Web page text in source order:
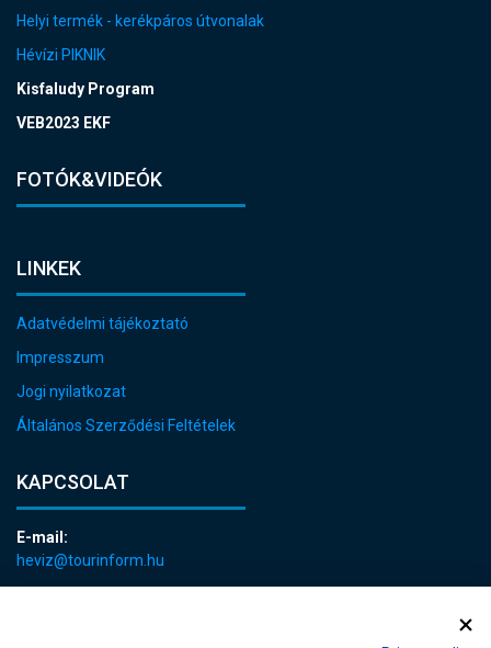
Helyi termék - kerékpáros útvonalak
Hévízi PIKNIK
Kisfaludy Program
VEB2023 EKF
FOTÓK&VIDEÓK
LINKEK
Adatvédelmi tájékoztató
Impresszum
Jogi nyilatkozat
Általános Szerződési Feltételek
KAPCSOLAT
E-mail:
heviz@tourinform.hu